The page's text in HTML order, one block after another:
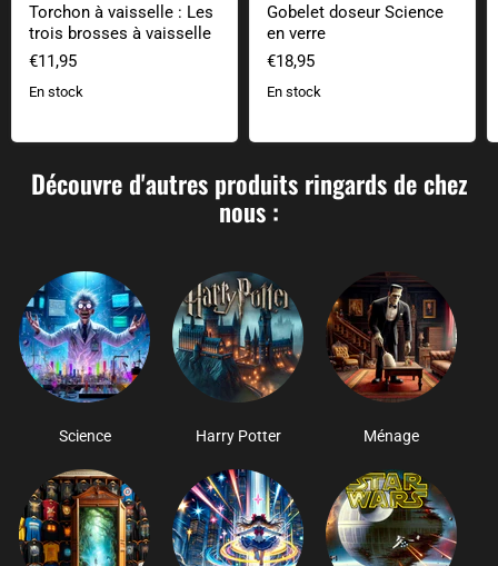
Torchon à vaisselle : Les
trois brosses à vaisselle
€11,95
En stock
Gobelet doseur Science
en verre
€18,95
En stock
Découvre d'autres produits ringards de chez
nous :
Science Harry Potter Ménage